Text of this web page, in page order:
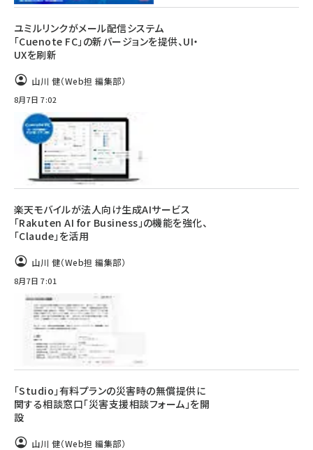
ユミルリンクがメール配信システム
「Cuenote FC」の新バージョンを提供、UI・
UXを刷新
山川 健（Web担 編集部）
8月7日 7:02
楽天モバイルが法人向け生成AIサービス
「Rakuten AI for Business」の機能を強化、
「Claude」を活用
山川 健（Web担 編集部）
8月7日 7:01
「Studio」有料プランの災害時の無償提供に
関する相談窓口「災害支援相談フォーム」を開
設
山川 健（Web担 編集部）